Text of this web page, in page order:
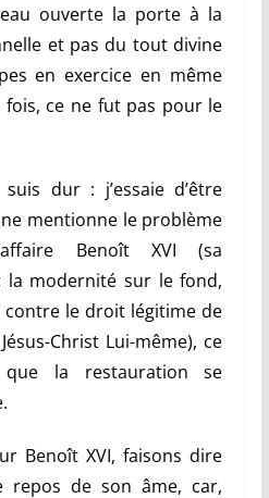
ouverte la porte à la
et pas du tout divine
en exercice en même
ce ne fut pas pour le
dur : j’essaie d’être
mentionne le problème
Benoît XVI (sa
la modernité sur le fond,
contre le droit légitime de
Christ Lui-même), ce
que la restauration se
Benoît XVI, faisons dire
repos de son âme, car,